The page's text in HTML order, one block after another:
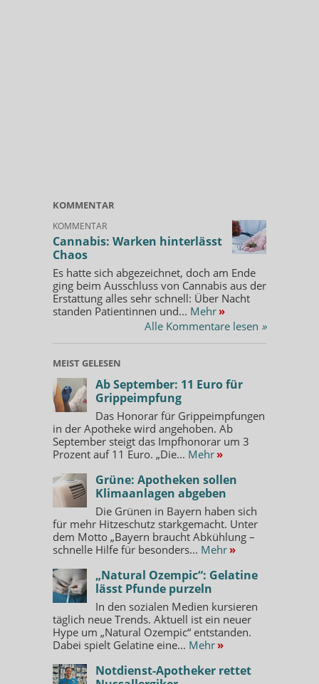
KOMMENTAR
KOMMENTAR
Cannabis: Warken hinterlässt
Chaos
Es hatte sich abgezeichnet, doch am Ende
ging beim Ausschluss von Cannabis aus der
Erstattung alles sehr schnell: Über Nacht
standen Patientinnen und... Mehr »
Alle Kommentare lesen »
MEIST GELESEN
Ab September: 11 Euro für
Grippeimpfung
Das Honorar für Grippeimpfungen
in der Apotheke wird angehoben. Ab
September steigt das Impfhonorar um 3
Prozent auf 11 Euro. „Die... Mehr »
Grüne: Apotheken sollen
Klimaanlagen abgeben
Die Grünen in Bayern haben sich
für mehr Hitzeschutz starkgemacht. Unter
dem Motto „Bayern braucht Abkühlung –
schnelle Hilfe für besonders... Mehr »
„Natural Ozempic“: Gelatine
lässt Pfunde purzeln
In den sozialen Medien kursieren
täglich neue Trends. Aktuell ist ein neuer
Hype um „Natural Ozempic“ entstanden.
Dabei spielt Gelatine eine... Mehr »
Notdienst-Apotheker rettet